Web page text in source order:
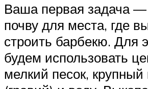
Ваша первая задача —
почву для места, где
строить барбекю. Для
будем использовать
мелкий песок, крупный